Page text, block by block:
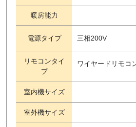
暖房能力
電源タイプ 三相200V
リモコンタイ
プ
ワイヤードリモコ
室内機サイズ
室外機サイズ